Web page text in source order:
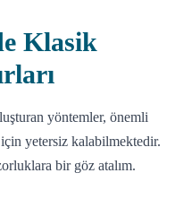
Klasik
yöntemler, önemli
için yetersiz kalabilmektedir.
bir göz atalım.